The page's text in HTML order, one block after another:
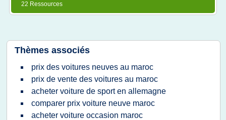
22 Ressources
Thèmes associés
prix des voitures neuves au maroc
prix de vente des voitures au maroc
acheter voiture de sport en allemagne
comparer prix voiture neuve maroc
acheter voiture occasion maroc